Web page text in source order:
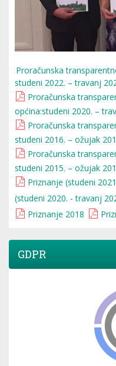
Proračunska
studeni 2022. – travanj
Proračunska
općina:studeni 2020. –
Proračunska
studeni 2016. – ožujak
Proračunska
studeni 2015. – ožujak
Priznanje (studeni
(studeni 2020. - travanj
Priznanje 2018
GDPR